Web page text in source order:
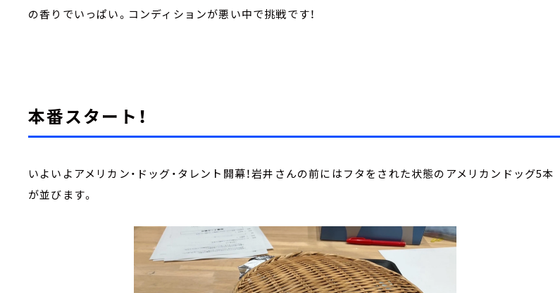
の香りでいっぱい。コンディションが悪い中で挑戦です！
本番スタート！
いよいよアメリカン・ドッグ・タレント開幕！岩井さんの前にはフタをされた状態のアメリカンドッグ5本
が並びます。